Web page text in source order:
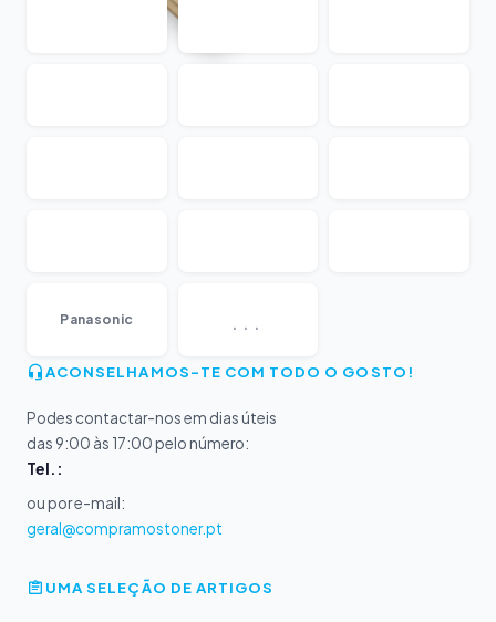
Panasonic ...
ACONSELHAMOS-TE COM TODO O GOSTO!
Podes contactar-nos em dias úteis
das 9:00 às 17:00 pelo número:
Tel.:
ou por e-mail:
geral@compramostoner.pt
UMA SELEÇÃO DE ARTIGOS